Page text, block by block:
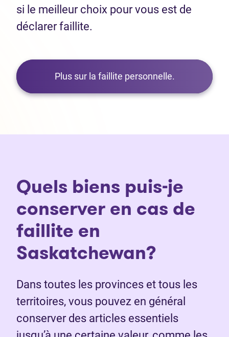
si le meilleur choix pour vous est de
déclarer faillite.
Plus sur la faillite personnelle.
Quels biens puis-je
conserver en cas de
faillite en
Saskatchewan?
Dans toutes les provinces et tous les
territoires, vous pouvez en général
conserver des articles essentiels